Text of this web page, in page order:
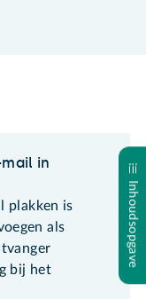
Inhoudsopgave
in
plakken is
als
bij het